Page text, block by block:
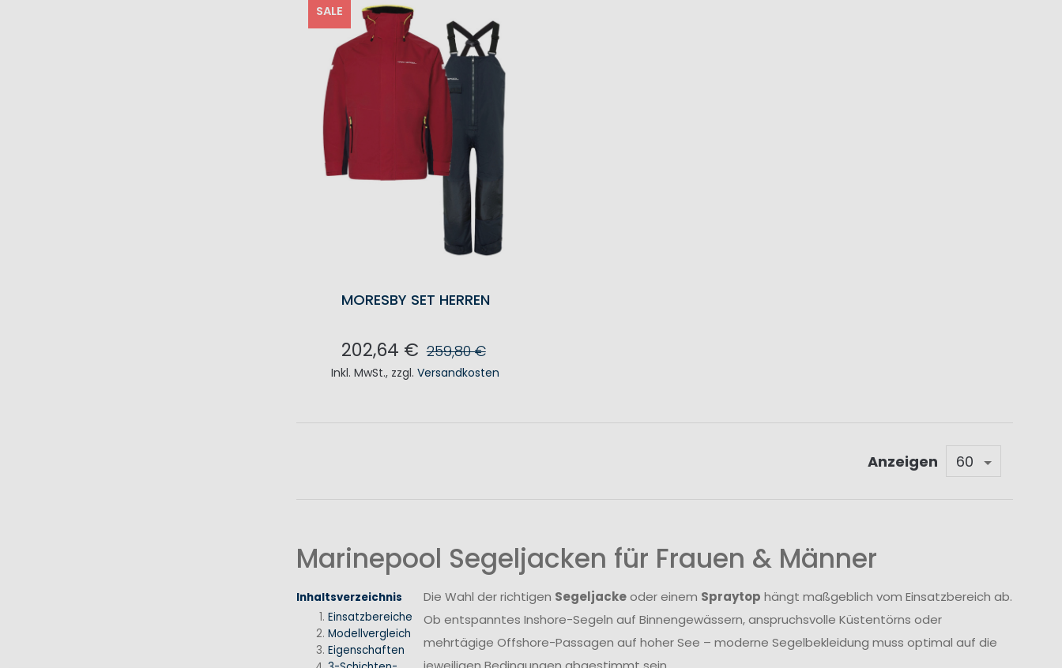
SALE
MORESBY SET HERREN
202,64 € 259,80 €
Inkl. MwSt., zzgl.Versandkosten
Anzeigen
Marinepool Segeljacken für Frauen & Männer
Inhaltsverzeichnis
Einsatzbereiche
Modellvergleich
Eigenschaften
Die Wahl der richtigen Segeljackeoder einem Spraytop hängt maßgeblich vom Einsatzbereich ab.
Ob entspanntes Inshore-Segeln auf Binnengewässern, anspruchsvolle Küstentörns oder
mehrtägige Offshore-Passagen auf hoher See – moderne Segelbekleidung muss optimal auf die